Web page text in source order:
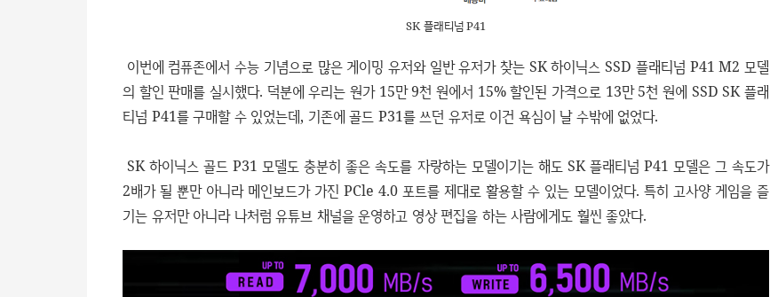
SK 플래티넘 P41
이번에 컴퓨존에서 수능 기념으로 많은 게이밍 유저와 일반 유저가 찾는 SK 하이닉스 SSD 플래티넘 P41 M2 모델
의 할인 판매를 실시했다. 덕분에 우리는 원가 15만 9천 원에서 15% 할인된 가격으로 13만 5천 원에 SSD SK 플래
티넘 P41를 구매할 수 있었는데, 기존에 골드 P31를 쓰던 유저로 이건 욕심이 날 수밖에 없었다.
SK 하이닉스 골드 P31 모델도 충분히 좋은 속도를 자랑하는 모델이기는 해도 SK 플래티넘 P41 모델은 그 속도가
2배가 될 뿐만 아니라 메인보드가 가진 PCle 4.0 포트를 제대로 활용할 수 있는 모델이었다. 특히 고사양 게임을 즐
기는 유저만 아니라 나처럼 유튜브 채널을 운영하고 영상 편집을 하는 사람에게도 훨씬 좋았다.